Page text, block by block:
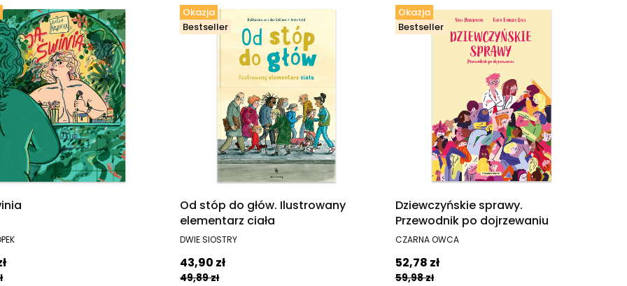
Okazja
Bestseller
Od stóp do głów. Ilustrowany
elementarz ciała
PRODUCENT
DWIE SIOSTRY
Cena promocyjna
43,90 zł
49,89 zł
Okazja
Bestseller
Dziewczyńskie sprawy.
Przewodnik po dojrzewaniu
PRODUCENT
CZARNA OWCA
Cena promocyjna
52,78 zł
59,98 zł